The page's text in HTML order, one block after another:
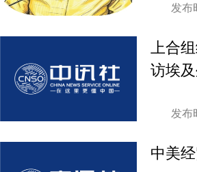
发
上合
访埃
发
中美